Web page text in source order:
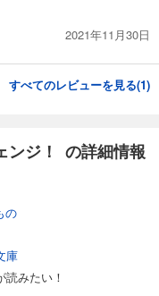
2021年11月30日
すべてのレビューを見る(1)
ジ！ の詳細情報
の
庫
読みたい！